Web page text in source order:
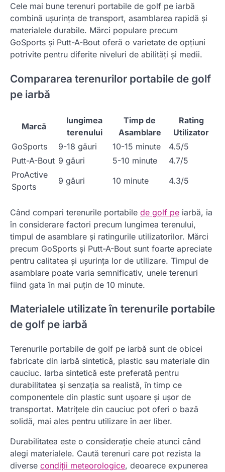
Cele mai bune terenuri portabile de golf pe iarbă
combină ușurința de transport, asamblarea rapidă și
materialele durabile. Mărci populare precum
GoSports și Putt-A-Bout oferă o varietate de opțiuni
potrivite pentru diferite niveluri de abilități și medii.
Compararea terenurilor portabile de golf
pe iarbă
Marcă
lungimea
terenului
Timp de
Asamblare
Rating
Utilizator
GoSports
9-18 găuri 10-15 minute
4.5/5
Putt-A-Bout 9 găuri 5-10 minute
4.7/5
ProActive
Sports
9 găuri 10 minute 4.3/5
Când compari terenurile portabile de golf pe iarbă, ia
în considerare factori precum lungimea terenului,
timpul de asamblare și ratingurile utilizatorilor. Mărci
precum GoSports și Putt-A-Bout sunt foarte apreciate
pentru calitatea și ușurința lor de utilizare. Timpul de
asamblare poate varia semnificativ, unele terenuri
fiind gata în mai puțin de 10 minute.
Materialele utilizate în terenurile portabile
de golf pe iarbă
Terenurile portabile de golf pe iarbă sunt de obicei
fabricate din iarbă sintetică, plastic sau materiale din
cauciuc. Iarba sintetică este preferată pentru
durabilitatea și senzația sa realistă, în timp ce
componentele din plastic sunt ușoare și ușor de
transportat. Matrițele din cauciuc pot oferi o bază
solidă, mai ales pentru utilizare în aer liber.
Durabilitatea este o considerație cheie atunci când
alegi materialele. Caută terenuri care pot rezista la
diverse condiții meteorologice, deoarece expunerea